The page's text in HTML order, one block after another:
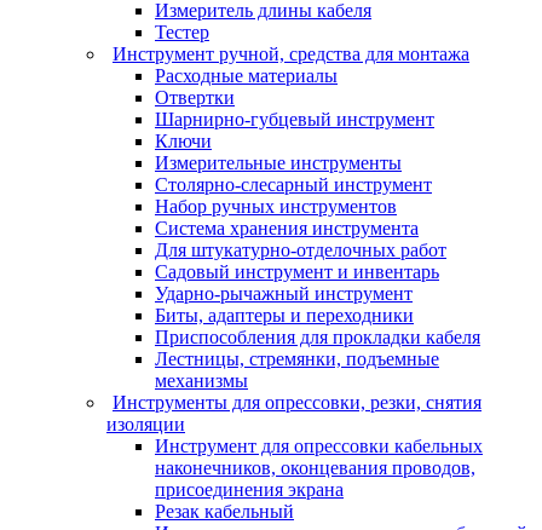
Измеритель длины кабеля
Тестер
Инструмент ручной, средства для монтажа
Расходные материалы
Отвертки
Шарнирно-губцевый инструмент
Ключи
Измерительные инструменты
Столярно-слесарный инструмент
Набор ручных инструментов
Система хранения инструмента
Для штукатурно-отделочных работ
Садовый инструмент и инвентарь
Ударно-рычажный инструмент
Биты, адаптеры и переходники
Приспособления для прокладки кабеля
Лестницы, стремянки, подъемные
механизмы
Инструменты для опрессовки, резки, снятия
изоляции
Инструмент для опрессовки кабельных
наконечников, оконцевания проводов,
присоединения экрана
Резак кабельный